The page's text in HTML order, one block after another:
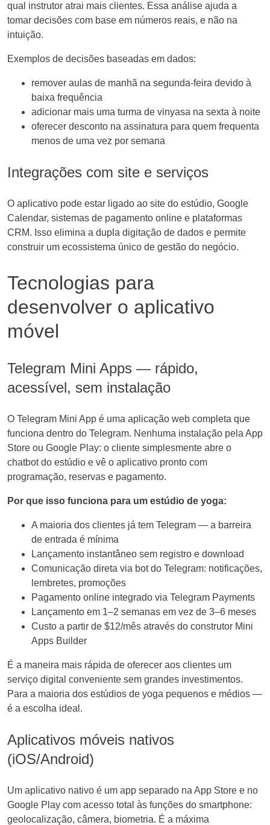
qual instrutor atrai mais clientes. Essa análise ajuda a
tomar decisões com base em números reais, e não na
intuição.
Exemplos de decisões baseadas em dados:
remover aulas de manhã na segunda-feira devido à
baixa frequência
adicionar mais uma turma de vinyasa na sexta à noite
oferecer desconto na assinatura para quem frequenta
menos de uma vez por semana
Integrações com site e serviços
O aplicativo pode estar ligado ao site do estúdio, Google
Calendar, sistemas de pagamento online e plataformas
CRM. Isso elimina a dupla digitação de dados e permite
construir um ecossistema único de gestão do negócio.
Tecnologias para
desenvolver o aplicativo
móvel
Telegram Mini Apps — rápido,
acessível, sem instalação
O Telegram Mini App é uma aplicação web completa que
funciona dentro do Telegram. Nenhuma instalação pela App
Store ou Google Play: o cliente simplesmente abre o
chatbot do estúdio e vê o aplicativo pronto com
programação, reservas e pagamento.
Por que isso funciona para um estúdio de yoga:
A maioria dos clientes já tem Telegram — a barreira
de entrada é mínima
Lançamento instantâneo sem registro e download
Comunicação direta via bot do Telegram: notificações,
lembretes, promoções
Pagamento online integrado via Telegram Payments
Lançamento em 1–2 semanas em vez de 3–6 meses
Custo a partir de $12/mês através do construtor Mini
Apps Builder
É a maneira mais rápida de oferecer aos clientes um
serviço digital conveniente sem grandes investimentos.
Para a maioria dos estúdios de yoga pequenos e médios —
é a escolha ideal.
Aplicativos móveis nativos
(iOS/Android)
Um aplicativo nativo é um app separado na App Store e no
Google Play com acesso total às funções do smartphone:
geolocalização, câmera, biometria. É a máxima